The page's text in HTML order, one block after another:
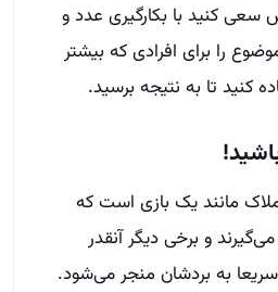
سعی کنید با بکارگیری عدد و
را برای افرادی که بیشتر
تا به نتیجه برسید.
!
مانند یک بازی است که
و برخی دیگر آنقدر
به بردشان منجر می‌شود.